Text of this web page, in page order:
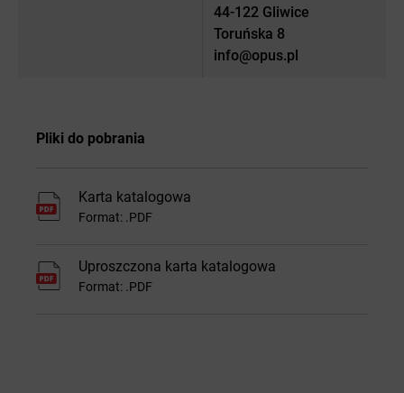
44-122 Gliwice
Toruńska 8
info@opus.pl
Pliki do pobrania
Karta katalogowa
Format: .PDF
Uproszczona karta katalogowa
Format: .PDF